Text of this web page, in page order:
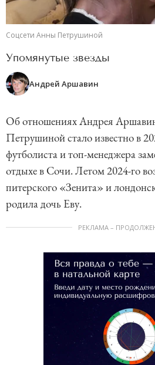
Соцсети Анны Петрушиной
Упомянутые звезды
Андрей Аршавин
Об отношениях Андрея
Петрушиной стало известно в
футболиста и топ-менеджера
отдыхе в Сочи. Летом 2024-го
питерского «Зенита» и
родила дочь Еву.
РЕКЛАМА –